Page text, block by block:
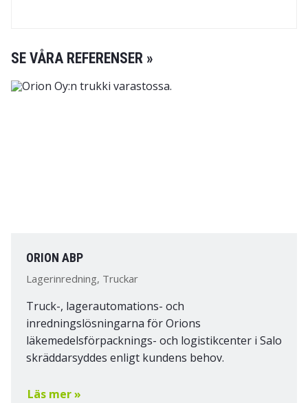
SE VÅRA REFERENSER »
ORION ABP
Lagerinredning, Truckar
Truck-, lagerautomations- och
inredningslösningarna för Orions
läkemedelsförpacknings- och logistikcenter i Salo
skräddarsyddes enligt kundens behov.
Läs mer »